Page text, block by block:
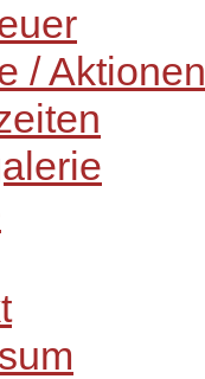
/ Aktionen